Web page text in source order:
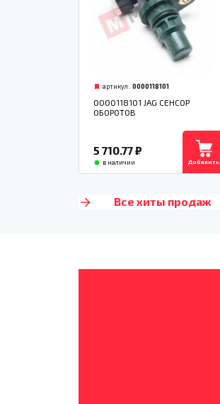
артикул: 0000118101
0000118101 JAG СЕНСОР
ОБОРОТОВ
5 710.77₽
в наличии Добавить
Все хиты продаж